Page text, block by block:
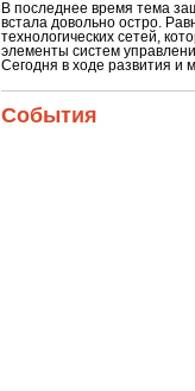
В последнее время тема
встала довольно остро.
технологических сетей,
элементы систем
Сегодня в ходе развития
События